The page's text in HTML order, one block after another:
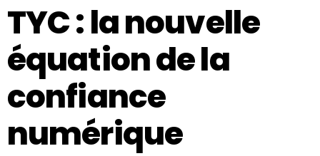
TYC : la nouvelle
équation de la
confiance
numérique